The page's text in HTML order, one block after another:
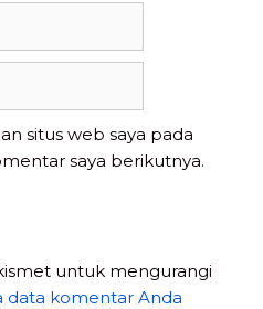
situs web saya pada
saya berikutnya.
untuk mengurangi
data komentar Anda